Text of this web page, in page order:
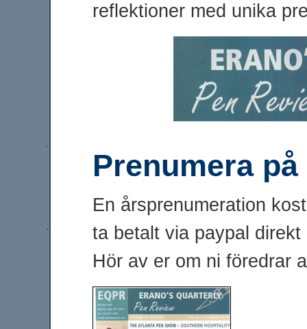
reflektioner med unika
Prenumera
En årsprenumeration
ta betalt via paypal
Hör av er om ni föredrar